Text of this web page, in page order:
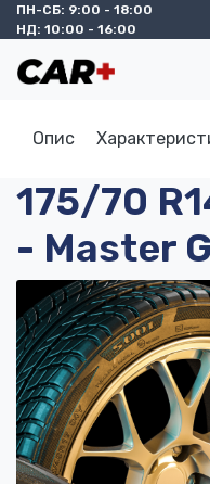
ПН-СБ: 9:00 - 18:00
НД: 10:00 - 16:00
Опис
175/70
- Master